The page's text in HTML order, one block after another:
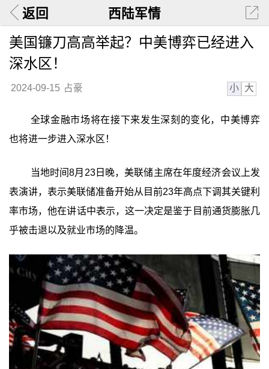
返回 西陆军情
美国镰刀高高举起？中美博弈已经进入
深水区！
2024-09-15 占豪 小 大
全球金融市场将在接下来发生深刻的变化，中美博弈
也将进一步进入深水区！
当地时间8月23日晚，美联储主席在年度经济会议上发
表演讲，表示美联储准备开始从目前23年高点下调其关键利
率市场，他在讲话中表示，这一决定是鉴于目前通货膨胀几
乎被击退以及就业市场的降温。